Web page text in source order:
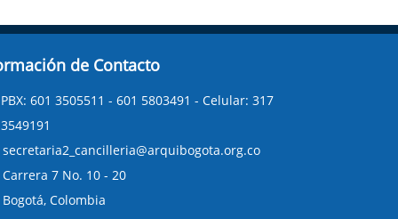
de Contacto
PBX: 601 3505511 - 601 5803491 - Celular: 317
3549191
secretaria2_cancilleria@arquibogota.org.co
Carrera 7 No. 10 - 20
Bogotá, Colombia